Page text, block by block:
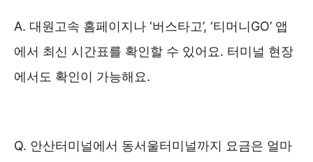
A. 대원고속 홈페이지나 ‘버스타고’, ‘티머니GO’ 앱
에서 최신 시간표를 확인할 수 있어요. 터미널 현장
에서도 확인이 가능해요.
Q. 안산터미널에서 동서울터미널까지 요금은 얼마